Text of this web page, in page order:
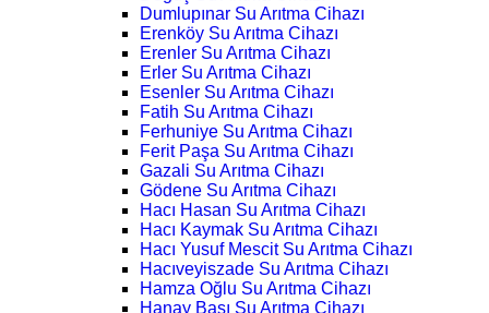
Dumlupınar Su Arıtma Cihazı
Erenköy Su Arıtma Cihazı
Erenler Su Arıtma Cihazı
Erler Su Arıtma Cihazı
Esenler Su Arıtma Cihazı
Fatih Su Arıtma Cihazı
Ferhuniye Su Arıtma Cihazı
Ferit Paşa Su Arıtma Cihazı
Gazali Su Arıtma Cihazı
Gödene Su Arıtma Cihazı
Hacı Hasan Su Arıtma Cihazı
Hacı Kaymak Su Arıtma Cihazı
Hacı Yusuf Mescit Su Arıtma Cihazı
Hacıveyiszade Su Arıtma Cihazı
Hamza Oğlu Su Arıtma Cihazı
Hanay Başı Su Arıtma Cihazı